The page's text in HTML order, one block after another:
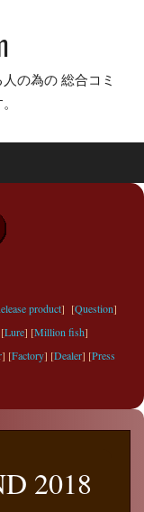
の為の 総合コミ
product] [Question]
Lure] [Million fish]
] [Factory] [Dealer] [Press
2018